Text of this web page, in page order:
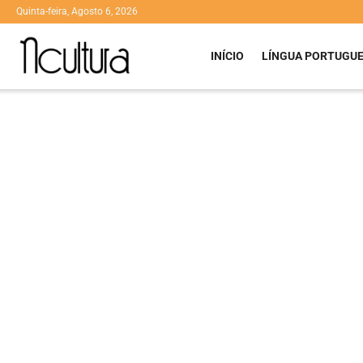
Quinta-feira, Agosto 6, 2026
INÍCIO LÍNGUA